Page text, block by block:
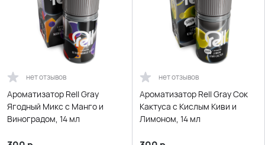
нет отзывов
Ароматизатор Rell Gray
Ягодный Микс с Манго и
Виноградом, 14 мл
нет отзывов
Ароматизатор Rell Gray Сок
Кактуса с Кислым Киви и
Лимоном, 14 мл